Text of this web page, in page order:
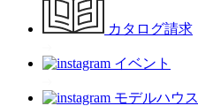
カタログ請求
イベント
モデルハウス